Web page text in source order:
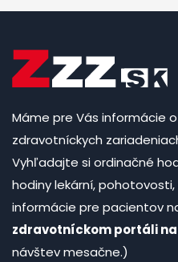
Máme pre Vás informácie
zdravotníckych
Vyhľadajte si ordinačné
hodiny lekární,
informácie pre pacientov
zdravotníckom portáli na
návštev mesačne.)